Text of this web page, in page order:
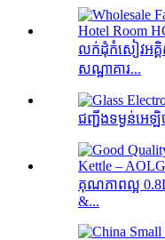
លក់ដុំកំសៀវអគ្
សណ្ឋាគារ...
ជញ្ជីងទម្ងន់អេ
គុណភាពល្អ
&...